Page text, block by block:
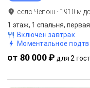
село Чепош · 1910 м до
1 этаж, 1 спальня,
Включен завтрак
Моментальное
от 80 000 ₽ для 2